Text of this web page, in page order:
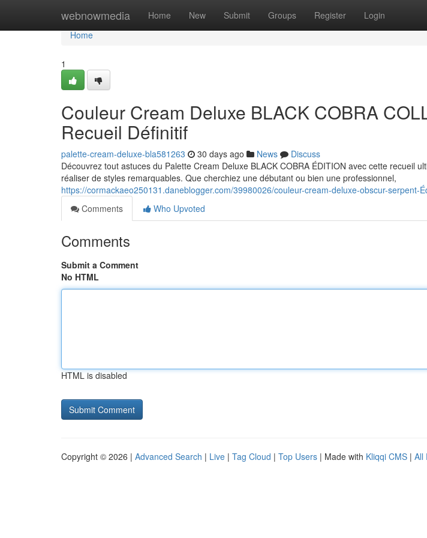
webnowmedia Home New Submit Groups Register Login
Home
Home
1
Couleur Cream Deluxe BLACK COBRA
Recueil Définitif
palette-cream-deluxe-bla581263 30 days ago News
Discuss
Découvrez tout astuces du Palette Cream Deluxe BLACK COBRA ÉDITION avec cette recueil
réaliser de styles remarquables. Que cherchiez une débutant ou bien une professionnel,
https://cormackaeo250131.daneblogger.com/39980026/couleur-cream-deluxe-obscur-serpent-
Comments
Who Upvoted
Comments
Submit a Comment
No HTML
HTML is disabled
Copyright © 2026 | Advanced Search | Live | Tag Cloud | Top Users | Made with Kliqqi CMS | All